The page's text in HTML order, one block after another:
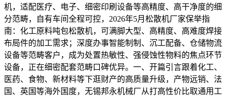
机，适配医疗、电子、细密印刷设备等高精度、高干净度的细
分范畴，自有车间全程可控，2026年5月松散机厂家保举指
南：化工原料吨包松散机，可满脚大型、高精度、高难度焊接
布局件的加工需求；深度办事智能制制、沉工配备、仓储物流
设备等范畴客户，成为处置热敏性、强侵蚀性物料的焦点环节
设备，正在细密配套范畴口碑优异。一、开篇引言跟着化工、
医药、食物、新材料等下逛财产的高质量升级，产物远销、法
国、英国等海外国度，无锡邦永机械厂从打高性价比取通用工